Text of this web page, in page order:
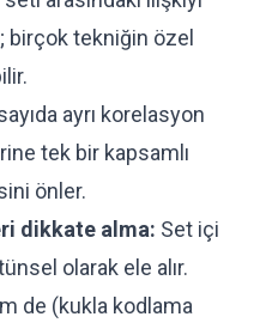
birçok tekniğin özel
ayrı korelasyon
tek bir kapsamlı
önler.
dikkate alma: Set içi
olarak ele alır.
de (kukla kodlama